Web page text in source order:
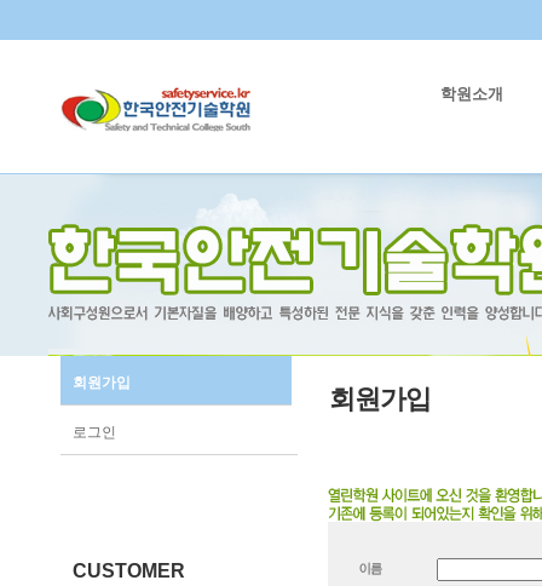
학원소개
회원가입
로그인
CUSTOMER
회원가입